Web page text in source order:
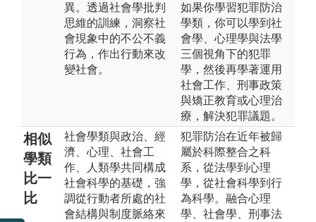
異。透過社會學批判
思維的訓練，洞察社
會現象中的不公不義
行為，作出行動來改
變社會。
如果你學習犯罪防治
學類，你可以學到社
會學、心理學與法學
三個視角下的犯罪
學，然後再學著運用
社會工作、刑事政策
與矯正教育或心理治
療，解決犯罪議題。
相似
學類
比一
比
社會學類與政治、經
濟、心理、社會工
作、人類學共同構成
社會科學的基礎，強
調從行動者所處的社
會結構與制度脈絡來
犯罪防治在近年被歸
屬於科際整合之科
系，從法學到心理
學，從社會科學到行
為科學。融合心理
學、社會學、刑事法